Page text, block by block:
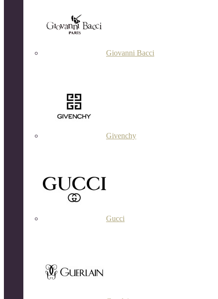
Giovanni Bacci
Givenchy
Gucci